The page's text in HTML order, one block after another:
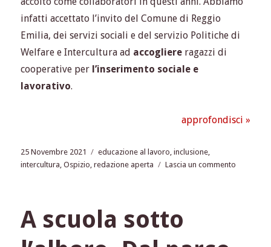
infatti accettato l’invito del Comune di Reggio
Emilia, dei servizi sociali e del servizio Politiche di
Welfare e Intercultura ad accogliere ragazzi di
cooperative per l’inserimento sociale e
lavorativo.
approfondisci »
Pubblicato
il
25 Novembre 2021 Tag
educazione al lavoro ,inclusione
intercultura ,Ospizio ,redazione aperta Lascia un commento
A scuola sotto